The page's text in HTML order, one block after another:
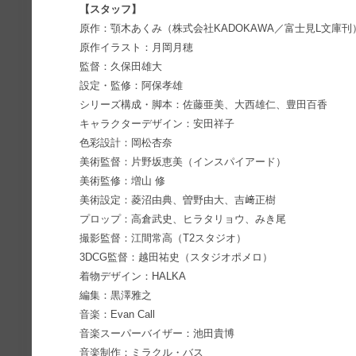
【スタッフ】
原作：顎木あくみ（株式会社KADOKAWA／富士見L文庫刊
原作イラスト：月岡月穂
監督：久保田雄大
設定・監修：阿保孝雄
シリーズ構成・脚本：佐藤亜美、大西雄仁、豊田百香
キャラクターデザイン：安田祥子
色彩設計：岡松杏奈
美術監督：片野坂恵美（インスパイアード）
美術監修：増山 修
美術設定：菱沼由典、曽野由大、吉﨑正樹
プロップ：高倉武史、ヒラタリョウ、みき尾
撮影監督：江間常高（T2スタジオ）
3DCG監督：越田祐史（スタジオポメロ）
着物デザイン：HALKA
編集：黒澤雅之
音楽：Evan Call
音楽スーパーバイザー：池田貴博
音楽制作：ミラクル・バス